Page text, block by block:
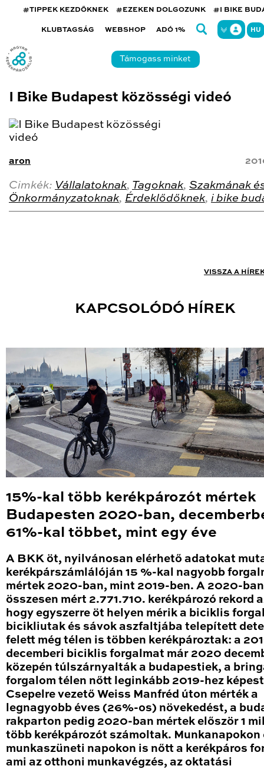
#TIPPEK KEZDŐKNEK #EZEKEN DOLGOZUNK #I BIKE
KLUBTAGSÁG WEBSHOP ADÓ 1% HU
Támogass minket
I Bike Budapest közösségi videó
aron
Cimkék: Vállalatoknak, Tagoknak, Szakmának
Önkormányzatoknak, Érdeklődőknek, i bike
VISSZA A
KAPCSOLÓDÓ HÍREK
15%-kal több kerékpározót mértek
Budapesten 2020-ban,
61%-kal többet, mint egy éve
A BKK öt, nyilvánosan elérhető adatokat
kerékpárszámlálóján 15 %-kal nagyobb
mértek 2020-ban, mint 2019-ben. A 2020-ban
összesen mért 2.771.710. kerékpározó rekord
hogy egyszerre öt helyen mérik a biciklis
bicikliutak és sávok aszfaltjába telepített
felett még télen is többen kerékpároztak: a
decemberi biciklis forgalmat már 2020
közepén túlszárnyalták a budapestiek, a
forgalom télen nőtt leginkább 2019-hez
Csepelre vezető Weiss Manfréd úton mérték a
legnagyobb éves (26%-os) növekedést, a
rakparton pedig 2020-ban mértek először 1
több kerékpározót számoltak. Munkanapokon
munkaszüneti napokon is nőtt a kerékpáros
ami az otthoni munkavégzés, az oktatási